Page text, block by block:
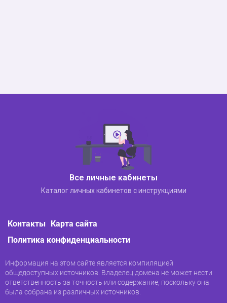
Все личные кабинеты
Каталог личных кабинетов с инструкциями
Контакты Карта сайта
Политика конфиденциальности
Информация на этом сайте является компиляцией
общедоступных источников. Владелец домена не может нести
ответственность за точность или содержание, поскольку она
была собрана из различных источников.